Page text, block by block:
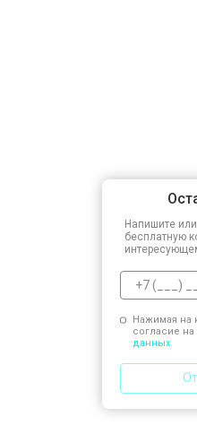
Напишите
бесплатную
Нажимая на
согласие
данных.